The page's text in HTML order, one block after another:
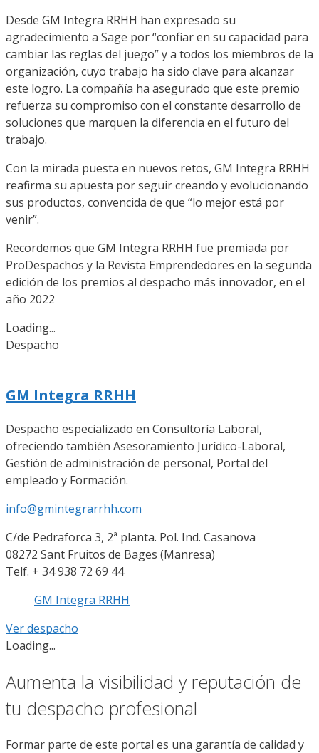
Desde GM Integra RRHH han expresado su
agradecimiento a Sage por “confiar en su capacidad para
cambiar las reglas del juego” y a todos los miembros de la
organización, cuyo trabajo ha sido clave para alcanzar
este logro. La compañía ha asegurado que este premio
refuerza su compromiso con el constante desarrollo de
soluciones que marquen la diferencia en el futuro del
trabajo.
Con la mirada puesta en nuevos retos, GM Integra RRHH
reafirma su apuesta por seguir creando y evolucionando
sus productos, convencida de que “lo mejor está por
venir”.
Recordemos que GM Integra RRHH fue premiada por
ProDespachos y la Revista Emprendedores en la segunda
edición de los premios al despacho más innovador, en el
año 2022
Loading...
Despacho
GM Integra RRHH
Despacho especializado en Consultoría Laboral,
ofreciendo también Asesoramiento Jurídico-Laboral,
Gestión de administración de personal, Portal del
empleado y Formación.
info@gmintegrarrhh.com
C/de Pedra­forca 3, 2ª planta. Pol. Ind. Casanova
08272 Sant Fruitos de Bages (Manresa)
Telf. + 34 938 72 69 44
GM Integra RRHH
Ver despacho
Loading...
Aumenta la visibilidad y reputación de
tu despacho profesional
Formar parte de este portal es una garantía de calidad y